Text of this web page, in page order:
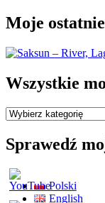
Moje
Wszystkie
Wszystkie
posty
Sprawedź
Polski
English